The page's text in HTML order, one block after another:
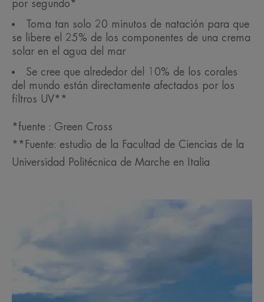
por segundo*
Toma tan solo 20 minutos de natación para que
se libere el 25% de los componentes de una crema
solar en el agua del mar
Se cree que alrededor del 10% de los corales
del mundo están directamente afectados por los
filtros UV**
*fuente : Green Cross
**Fuente: estudio de la Facultad de Ciencias de la
Universidad Politécnica de Marche en Italia